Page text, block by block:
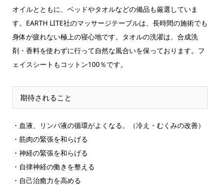
オイルとともに、ベッドやタオルなどの備品も厳選していま
す。EARTH LITE社のマッサージテーブルは、長時間の施術でも
身体が疲れない極上の寝心地です。タオルの洗濯は、合成洗
剤・香料を使わずに行って自然な風合いを保っております。フ
ェイスシートもコットン100％です。
期待されること
・血液、リンパ液の循環がよくなる。（冷え・むくみの改善）
・筋肉の緊張を和らげる
・神経の緊張を和らげる
・自律神経の働きを整える
・自己治癒力を高める